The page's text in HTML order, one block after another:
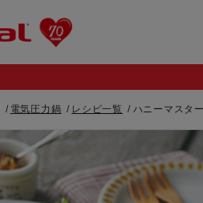
電気圧力鍋 レシピ一覧 ハニーマスタ